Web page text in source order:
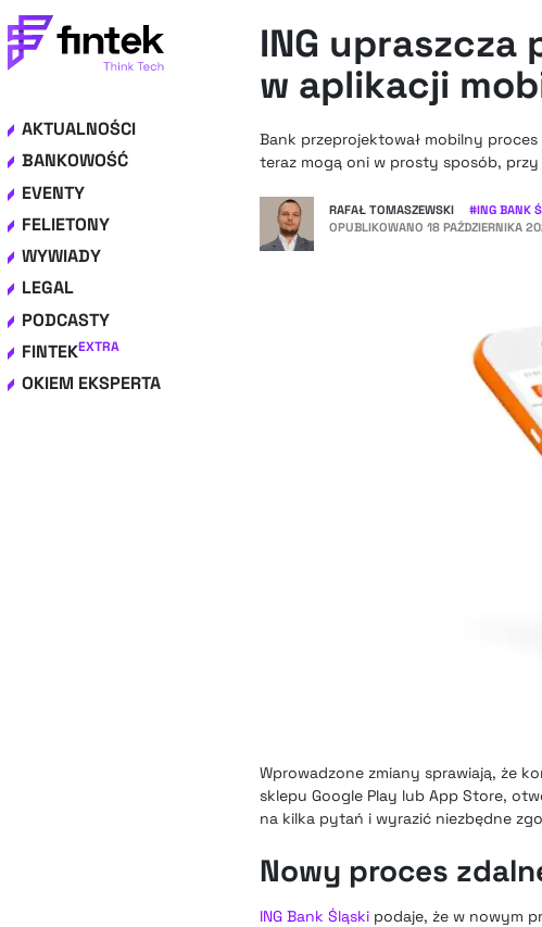
AKTUALNOŚCI
BANKOWOŚĆ
EVENTY
FELIETONY
WYWIADY
LEGAL
PODCASTY
FINTEKEXTRA
OKIEM EKSPERTA
ING
w aplikacji
Bank przeprojektował mobilny
teraz mogą oni w prosty sposób,
RAFAŁ TOMASZEWSKI #ING BANK
OPUBLIKOWANO 18 PAŹDZIERNIKA
Wprowadzone zmiany sprawiają, że
sklepu Google Play lub App Store,
na kilka pytań i wyrazić niezbędne
Nowy proces
ING Bank Śląski podaje, że w nowym